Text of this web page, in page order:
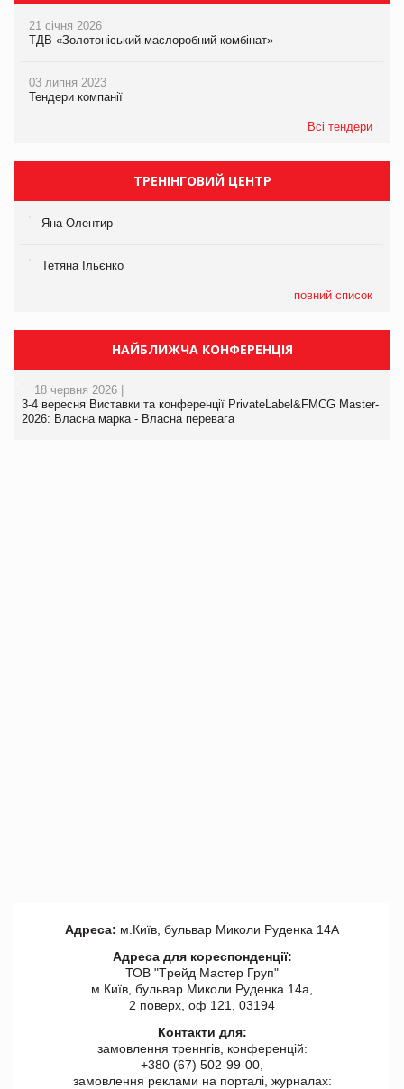
21 січня 2026
ТДВ «Золотоніський маслоробний комбінат»
03 липня 2023
Тендери компанії
Всі тендери
ТРЕНІНГОВИЙ ЦЕНТР
Яна Олентир
Тетяна Ільєнко
повний список
НАЙБЛИЖЧА КОНФЕРЕНЦІЯ
18 червня 2026 |
3-4 вересня Виставки та конференції PrivateLabel&FMCG Master-
2026: Власна марка - Власна перевага
Адреса: м.Київ, бульвар Миколи Руденка 14А
Адреса для кореспонденції:
ТОВ "Tрейд Мастер Груп"
м.Київ, бульвар Миколи Руденка 14а,
2 поверх, оф 121, 03194
Контакти для:
замовлення треннгів, конференцій:
+380 (67) 502-99-00,
замовлення реклами на порталі, журналах: